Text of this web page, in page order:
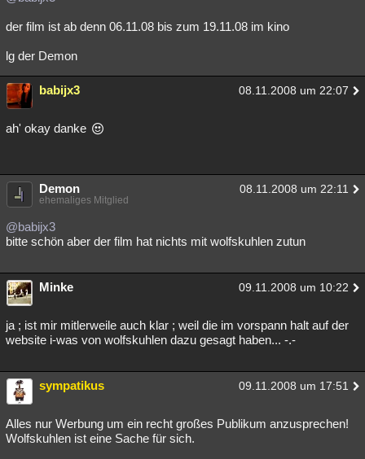
der film ist ab denn 06.11.08 bis zum 19.11.08 im kino
lg der Demon
babijx3 08.11.2008 um 22:07
ah' okay danke
Demon 08.11.2008 um 22:11
ehemaliges Mitglied
@babijx3
bitte schön aber der film hat nichts mit wolfskuhlen zutun
Minke 09.11.2008 um 10:22
ja ; ist mir mitlerweile auch klar ; weil die im vorspann halt auf der
website i-was von wolfskuhlen dazu gesagt haben... -.-
sympatikus 09.11.2008 um 17:51
Alles nur Werbung um ein recht großes Publikum anzusprechen!
Wolfskuhlen ist eine Sache für sich.